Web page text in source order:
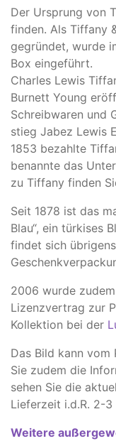
Der Ursprung von
finden. Als Tiffany
gegründet, wurde
Box eingeführt.
Charles Lewis
Burnett Young
Schreibwaren und
stieg Jabez Lewis
1853 bezahlte
benannte das
zu Tiffany finden
Seit 1878 ist das
Blau“, ein türkises
findet sich
2006 wurde
Lizenzvertrag zur
Kollektion bei der
Das Bild kann
Sie zudem die
sehen Sie die
Lieferzeit i.d.R. 2-3
Weitere